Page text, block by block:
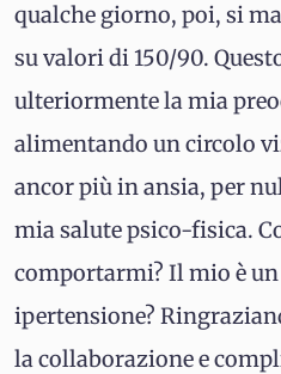
qualche giorno, poi, si
su valori di 150/90.
ulteriormente la mia
alimentando un circolo
ancor più in ansia, per
mia salute psico-fisica.
comportarmi? Il mio è un
ipertensione?
la collaborazione e